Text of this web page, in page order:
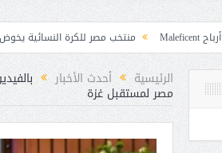
منتخب مصر للكرة النسائية يخوض الليلة مباراة وداع
الرئيسية أحدث الأخبار
مصر لمستقبل غزة